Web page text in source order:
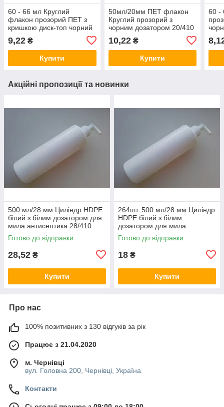
60 - 66 мл Круглий
флакон прозорий ПЕТ з
кришкою диск-топ чорний
закруткою для рідин,
сипких матеріалів
9,22 ₴
Купити
50мл/20мм ПЕТ флакон
Круглий прозорий з
чорним дозатором 20/410
пластиковий,
пластмасовий
10,22₴
Купити
60 -
Акційні пропозиції та новинки
500 мл/28 мм Циліндр HDPE
білий з білим дозатором для
мила антисептика 28/410
кругла пляшка флакон
баночка
Готово до відправки
28,52 ₴
Купити
264шт. 500 мл/28 мм Циліндр
HDPE білий з білим
дозатором для мила
антисептика 28/410 кругла
пляшка флакон баночка
Готово до відправки
18 ₴
Купити
Про нас
100% позитивних з 130 відгуків за рік
Працює з 21.04.2020
м. Чернівці
вул. Головна 200, Чернівці, Україна
Контакти